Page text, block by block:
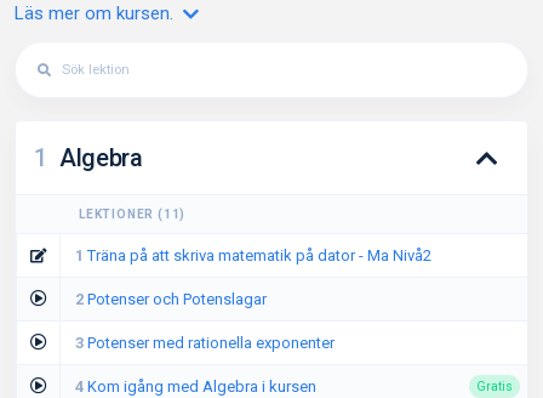
Läs mer om kursen.
1 Algebra
LEKTIONER (11)
1Träna på att skriva matematik på dator - Ma Nivå2
2 Potenser och Potenslagar
3 Potenser med rationella exponenter
4 Kom igång med Algebra i kursen Gratis